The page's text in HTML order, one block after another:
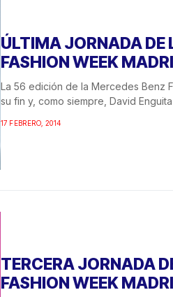
ÚLTIMA JORNADA DE
FASHION WEEK
La 56 edición de la Mercedes Benz
su fin y, como siempre, David
17 FEBRERO, 2014
TERCERA JORNADA
FASHION WEEK